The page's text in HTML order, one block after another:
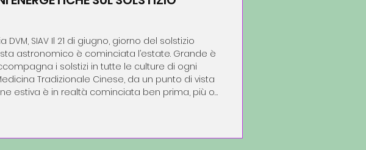
DVM, SIAV Il 21 di giugno, giorno del solstizio
astronomico è cominciata l’estate. Grande è
i solstizi in tutte le culture di ogni
Tradizionale Cinese, da un punto di vista
estiva è in realtà cominciata ben prima, più o